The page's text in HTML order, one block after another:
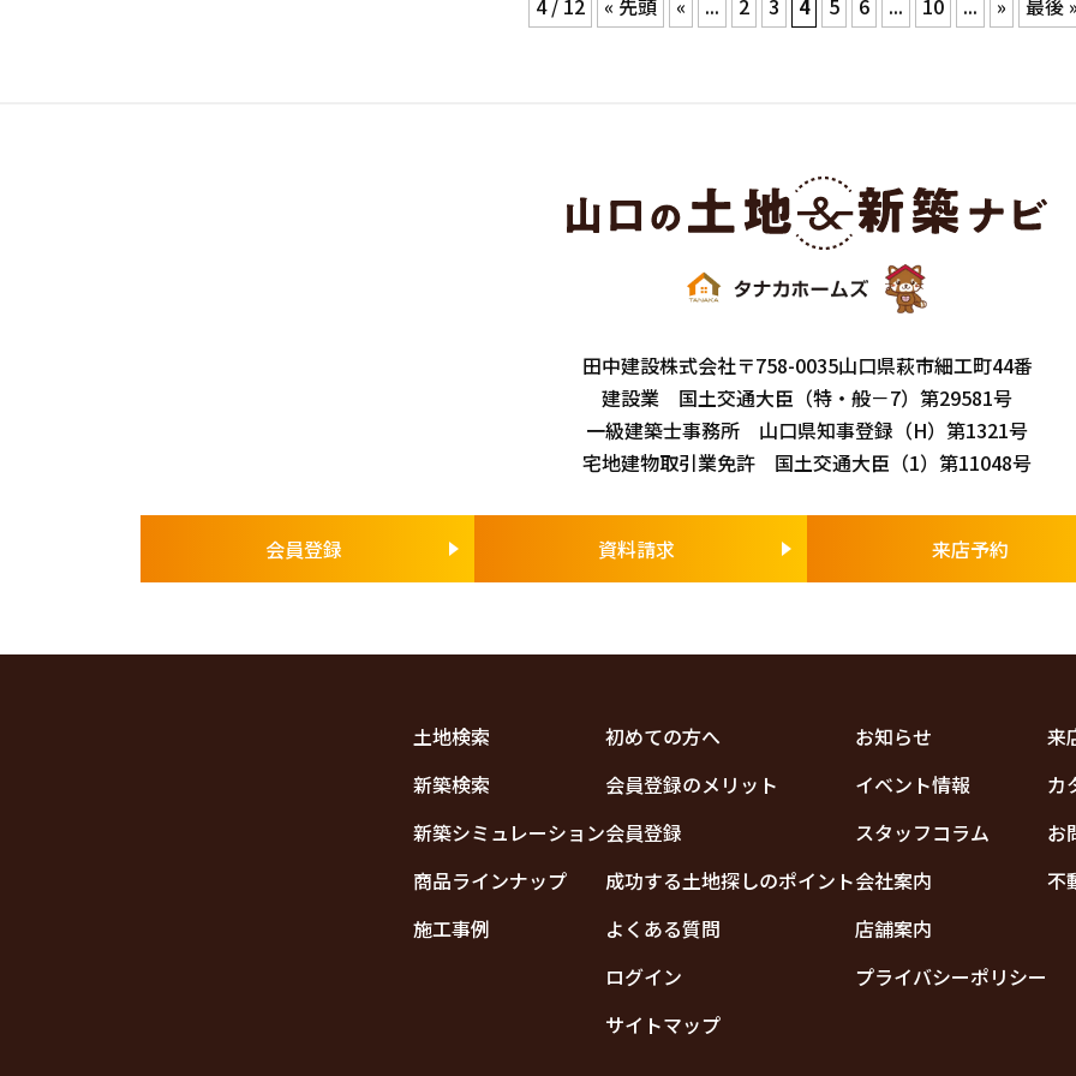
4 / 12 « 先頭 « ... 2 3 4 5 6 ... 10 ... » 最後
田中建設株式会社〒758-0035山口県萩市細工町44番
建設業 国土交通大臣（特・般－7）第29581号
一級建築士事務所 山口県知事登録（H）第1321号
宅地建物取引業免許 国土交通大臣（1）第11048号
会員登録 資料請求 来店予約
土地検索
新築検索
新築シミュレーション
商品ラインナップ
施工事例
初めての方へ
会員登録のメリット
会員登録
成功する土地探しのポイント
よくある質問
ログイン
サイトマップ
お知らせ
イベント情報
スタッフコラム
会社案内
店舗案内
プライバシーポリシー
来
カ
お
不